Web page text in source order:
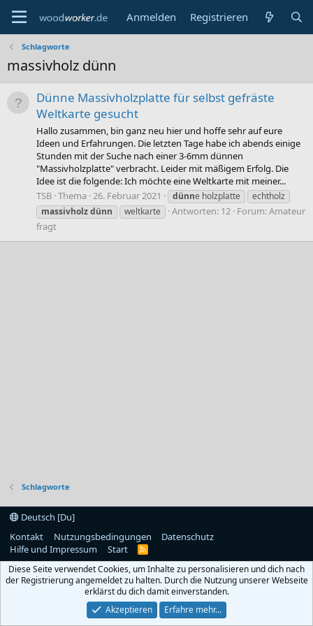
Anmelden Registrieren
Schlagworte
massivholz dünn
Dünne Massivholzplatte für selbst gefräste
Weltkarte gesucht
Hallo zusammen, bin ganz neu hier und hoffe sehr auf eure
Ideen und Erfahrungen. Die letzten Tage habe ich abends einige
Stunden mit der Suche nach einer 3-6mm dünnen
"Massivholzplatte" verbracht. Leider mit mäßigem Erfolg. Die
Idee ist die folgende: Ich möchte eine Weltkarte mit meiner...
TSB Thema 26. Februar 2021 dünne holzplatte
echtholz
massivholzdünn weltkarte Antworten: 12 Forum:Amateur
fragt
Schlagworte
Deutsch [Du]
Kontakt
Nutzungsbedingungen
Datenschutz
Hilfe und Impressum
Start
R
S
Diese Seite verwendet Cookies, um Inhalte zu personalisieren und dich nach
der Registrierung angemeldet zu halten. Durch die Nutzung unserer Webseite
erklärst du dich damit einverstanden.
Akzeptieren
Erfahre mehr…